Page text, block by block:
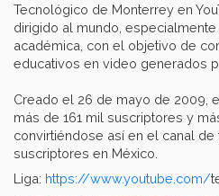
Tecnológico de Monterrey en
dirigido al mundo,
académica, con el objetivo de
educativos en video generados
Creado el 26 de mayo de 2009,
más de 161 mil suscriptores y
convirtiéndose así en el canal
suscriptores en México.
Liga: https://www.youtube.com/